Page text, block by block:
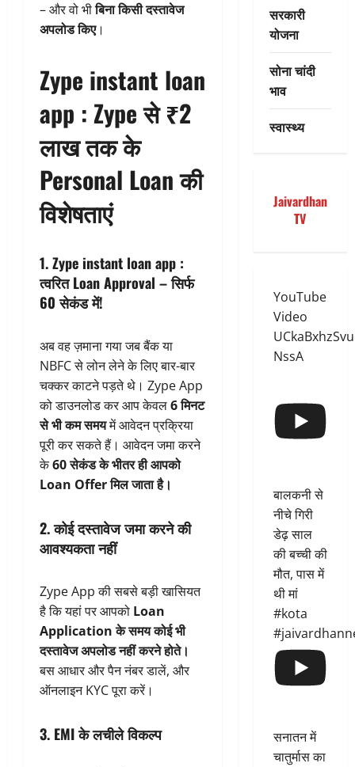
– और वो भीबिना किसी दस्तावेज
अपलोड किए।
Zype instant loan
app : Zype से ₹2
लाख तक के
Personal Loan की
विशेषताएं
1. Zype instant loan app :
त्वरित Loan Approval – सिर्फ
60 सेकंड में!
अब वह ज़माना गया जब बैंक या
NBFC से लोन लेने के लिए बार-बार
चक्कर काटने पड़ते थे। Zype App
को डाउनलोड कर आप केवल6 मिनट
से भी कम समयमें आवेदन प्रक्रिया
पूरी कर सकते हैं। आवेदन जमा करने
के60 सेकंड के भीतर ही आपको
Loan Offer मिल जाता है।
2. कोई दस्तावेज जमा करने की
आवश्यकता नहीं
Zype App की सबसे बड़ी खासियत
है कि यहां पर आपको Loan
Application के समय कोई भी
दस्तावेज अपलोड नहीं करने होते।
बस आधार और पैन नंबर डालें, और
ऑनलाइन KYC पूरा करें।
3. EMI के लचीले विकल्प
सरकारी
योजना
सोना चांदी
भाव
स्वास्थ्य
Jaivardhan
TV
YouTube
Video
NssA
बालकनी से
नीचे गिरी
डेढ़ साल
की बच्ची की
मौत, पास में
थी मां
#kota
सनातन में
चातुर्मास का